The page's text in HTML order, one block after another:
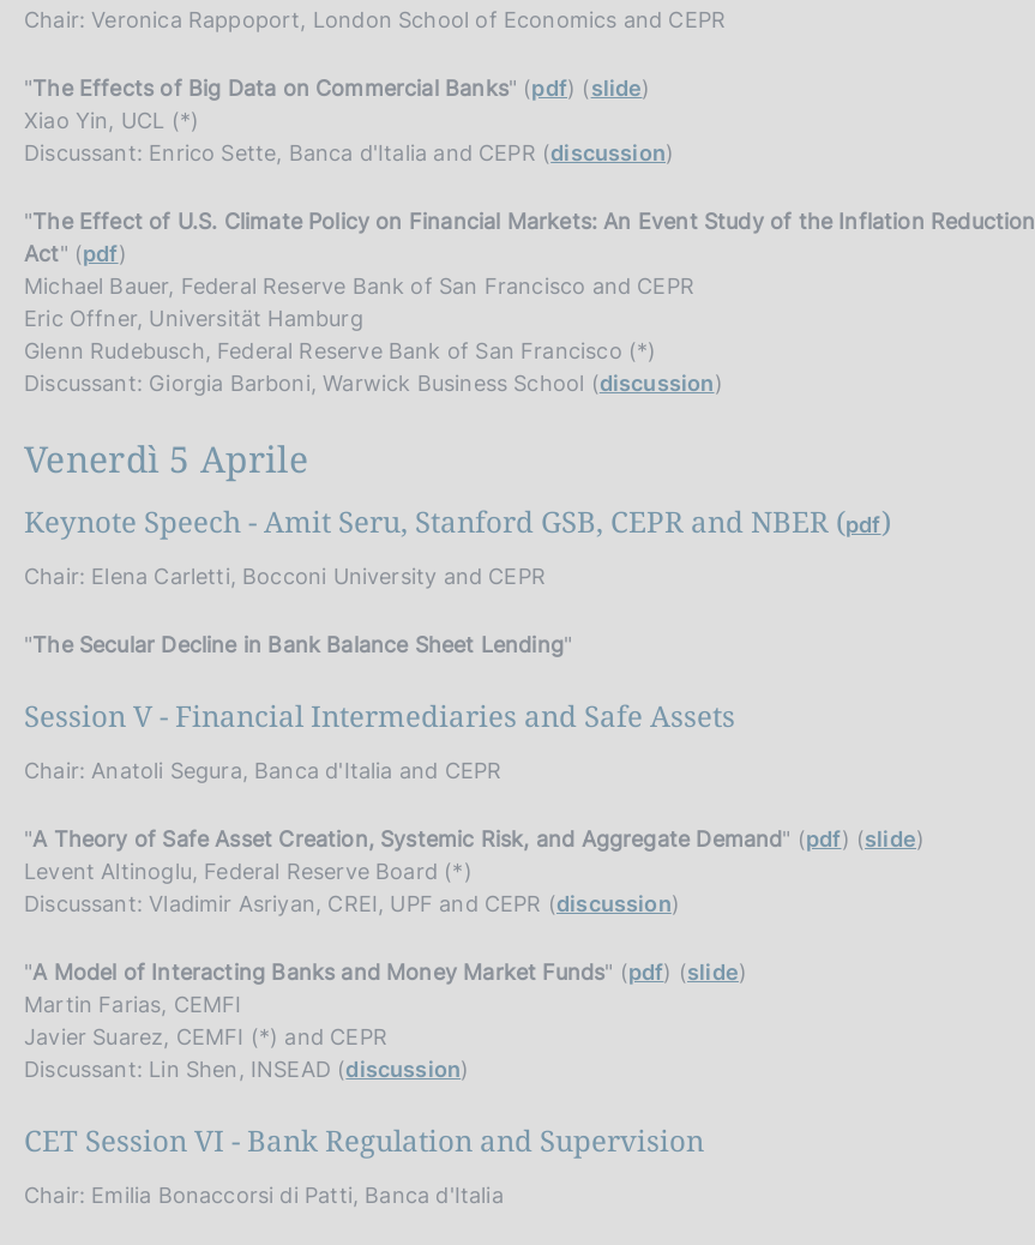
Chair: Veronica Rappoport, London School of Economics and CEPR
"The Effects of Big Data on Commercial Banks" (pdf) (slide)
Xiao Yin, UCL (*)
Discussant: Enrico Sette, Banca d'Italia and CEPR (discussion)
"The Effect of U.S. Climate Policy on Financial Markets: An Event Study of the Inflation Reduction
Act" (pdf)
Michael Bauer, Federal Reserve Bank of San Francisco and CEPR
Eric Offner, Universität Hamburg
Glenn Rudebusch, Federal Reserve Bank of San Francisco (*)
Discussant: Giorgia Barboni, Warwick Business School (discussion)
Venerdì 5 Aprile
Keynote Speech - Amit Seru, Stanford GSB, CEPR and NBER (pdf)
Chair: Elena Carletti, Bocconi University and CEPR
"The Secular Decline in Bank Balance Sheet Lending"
Session V - Financial Intermediaries and Safe Assets
Chair: Anatoli Segura, Banca d'Italia and CEPR
"A Theory of Safe Asset Creation, Systemic Risk, and Aggregate Demand" (pdf) (slide)
Levent Altinoglu, Federal Reserve Board (*)
Discussant: Vladimir Asriyan, CREI, UPF and CEPR (discussion)
"A Model of Interacting Banks and Money Market Funds" (pdf) (slide)
Martin Farias, CEMFI
Javier Suarez, CEMFI (*) and CEPR
Discussant: Lin Shen, INSEAD (discussion)
CET Session VI - Bank Regulation and Supervision
Chair: Emilia Bonaccorsi di Patti, Banca d'Italia